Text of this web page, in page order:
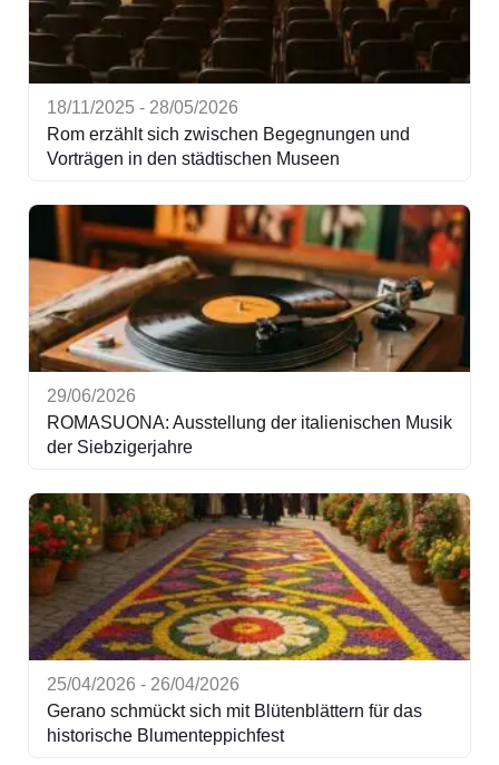
18/11/2025 - 28/05/2026
Rom erzählt sich zwischen Begegnungen und
Vorträgen in den städtischen Museen
29/06/2026
ROMASUONA: Ausstellung der italienischen Musik
der Siebzigerjahre
25/04/2026 - 26/04/2026
Gerano schmückt sich mit Blütenblättern für das
historische Blumenteppichfest